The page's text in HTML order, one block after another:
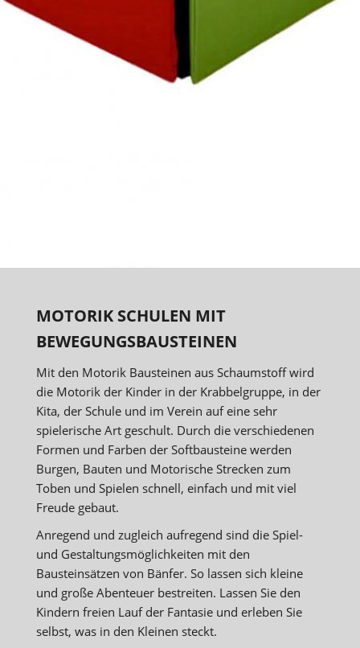
MOTORIK SCHULEN MIT
BEWEGUNGSBAUSTEINEN
Mit den Motorik Bausteinen aus Schaumstoff wird
die Motorik der Kinder in der Krabbelgruppe, in der
Kita, der Schule und im Verein auf eine sehr
spielerische Art geschult. Durch die verschiedenen
Formen und Farben der Softbausteine werden
Burgen, Bauten und Motorische Strecken zum
Toben und Spielen schnell, einfach und mit viel
Freude gebaut.
Anregend und zugleich aufregend sind die Spiel-
und Gestaltungsmöglichkeiten mit den
Bausteinsätzen von Bänfer. So lassen sich kleine
und große Abenteuer bestreiten. Lassen Sie den
Kindern freien Lauf der Fantasie und erleben Sie
selbst, was in den Kleinen steckt.